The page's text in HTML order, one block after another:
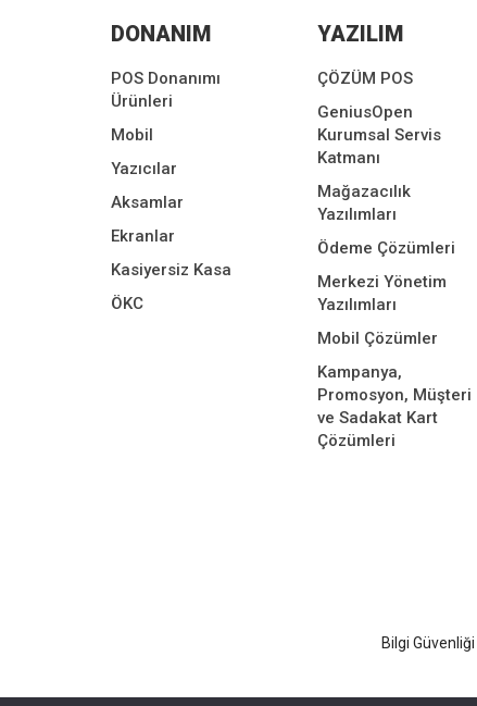
DONANIM
POS Donanımı
Ürünleri
Mobil
Yazıcılar
Aksamlar
Ekranlar
Kasiyersiz Kasa
ÖKC
YAZILIM
ÇÖZÜM POS
GeniusOpen
Kurumsal Servis
Katmanı
Mağazacılık
Yazılımları
Ödeme Çözümleri
Merkezi Yönetim
Yazılımları
Mobil Çözümler
Kampanya,
Promosyon, Müşteri
ve Sadakat Kart
Çözümleri
Bilgi